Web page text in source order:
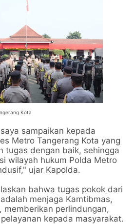
Kota
sampaikan kepada
Metro Tangerang Kota yang
tugas dengan baik, sehingga
wilayah hukum Polda Metro
ujar Kapolda.
bahwa tugas pokok dari
menjaga Kamtibmas,
memberikan perlindungan,
kepada masyarakat.